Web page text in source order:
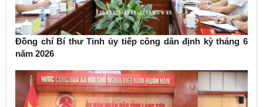
Đồng chí Bí thư Tỉnh ủy tiếp công dân định kỳ tháng 6
năm 2026